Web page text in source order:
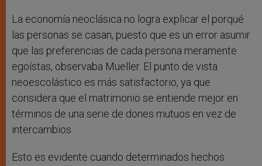
La economía neoclásica no logra explicar el porqué
las personas se casan, puesto que es un error asumir
que las preferencias de cada persona meramente
egoístas, observaba Mueller. El punto de vista
neoescolástico es más satisfactorio, ya que
considera que el matrimonio se entiende mejor en
términos de una serie de dones mutuos en vez de
intercambios.
Esto es evidente cuando determinados hechos